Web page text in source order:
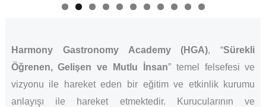
Harmony Gastronomy Academy (HGA), “Sürekli
Öğrenen, Gelişen ve Mutlu İnsan” temel felsefesi ve
vizyonu ile hareket eden bir eğitim ve etkinlik kurumu
anlayışı ile hareket etmektedir. Kurucularının ve